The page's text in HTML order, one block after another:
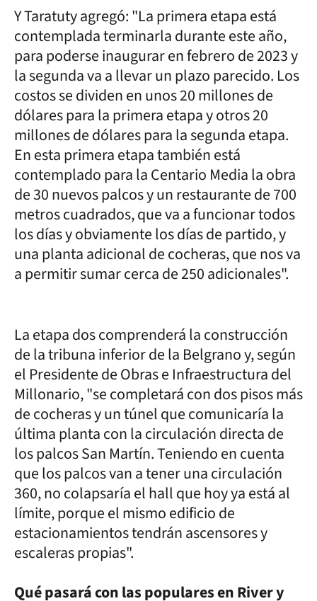
Y Taratuty agregó: "La primera etapa está
contemplada terminarla durante este año,
para poderse inaugurar en febrero de 2023 y
la segunda va a llevar un plazo parecido. Los
costos se dividen en unos 20 millones de
dólares para la primera etapa y otros 20
millones de dólares para la segunda etapa.
En esta primera etapa también está
contemplado para la Centario Media la obra
de 30 nuevos palcos y un restaurante de 700
metros cuadrados, que va a funcionar todos
los días y obviamente los días de partido, y
una planta adicional de cocheras, que nos va
a permitir sumar cerca de 250 adicionales".
La etapa dos comprenderá la construcción
de la tribuna inferior de la Belgrano y, según
el Presidente de Obras e Infraestructura del
Millonario, "se completará con dos pisos más
de cocheras y un túnel que comunicaría la
última planta con la circulación directa de
los palcos San Martín. Teniendo en cuenta
que los palcos van a tener una circulación
360, no colapsaría el hall que hoy ya está al
límite, porque el mismo edificio de
estacionamientos tendrán ascensores y
escaleras propias".
Qué pasará con las populares en River y